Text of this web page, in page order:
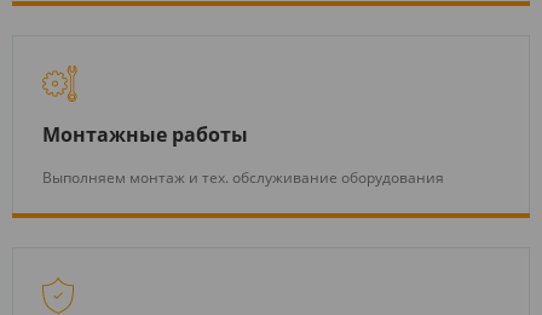
Монтажные работы
Выполняем монтаж и тех. обслуживание оборудования